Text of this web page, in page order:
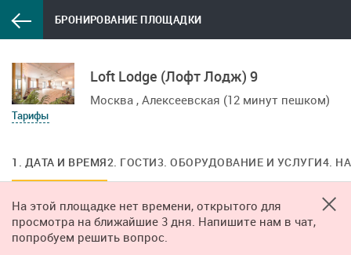
БРОНИРОВАНИЕ ПЛОЩАДКИ
Тарифы
Loft Lodge (Лофт Лодж) 9
Москва , Алексеевская (12 минут пешком)
1. ДАТА И ВРЕМЯ2. ГОСТИ3. ОБОРУДОВАНИЕ И УСЛУГИ4.
На этой площадке нет времени, открытого для
просмотра на ближайшие 3 дня. Напишите нам в чат,
попробуем решить вопрос.